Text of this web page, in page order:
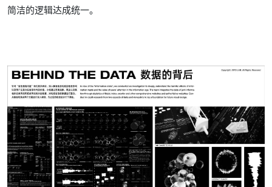
简洁的逻辑达成统一。